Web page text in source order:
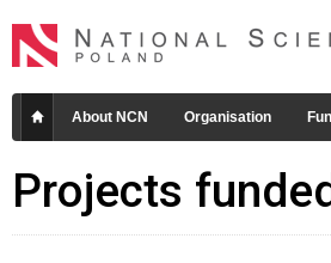
About NCN Organisation
Projects